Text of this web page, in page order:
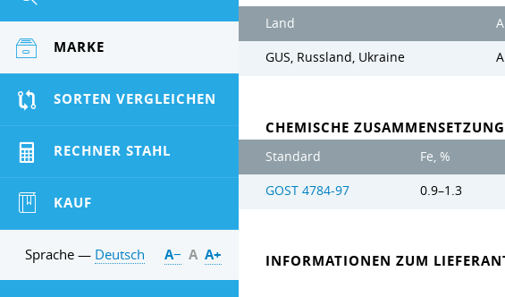
Land
GUS, Russland, Ukraine
CHEMISCHE ZUSAMMENSETZUNG
Standard Fe, %
GOST 4784-97 0.9–1.3
INFORMATIONEN ZUM
MARKE
SORTEN VERGLEICHEN
RECHNER STAHL
KAUF
Sprache — Deutsch А− А А+